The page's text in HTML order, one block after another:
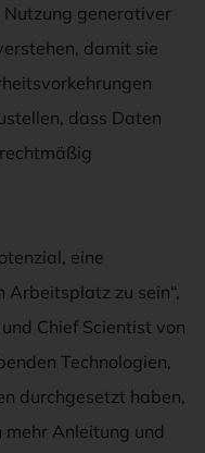
generativer
damit sie
dass Daten
eine
Arbeitsplatz zu sein“,
Chief Scientist von
Technologien,
durchgesetzt haben,
Anleitung und